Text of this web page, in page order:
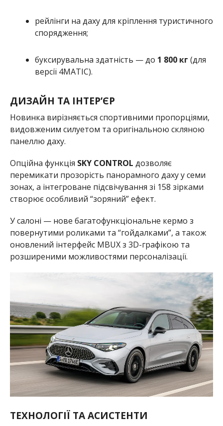
рейлінги на даху для кріплення туристичного
спорядження;
буксирувальна здатність — до 1 800 кг (для
версії 4MATIC).
ДИЗАЙН ТА ІНТЕР’ЄР
Новинка вирізняється спортивними пропорціями,
видовженим силуетом та оригінальною скляною
панеллю даху.
Опційна функція SKY CONTROL дозволяє
перемикати прозорість панорамного даху у семи
зонах, а інтегроване підсвічування зі 158 зірками
створює особливий “зоряний” ефект.
У салоні — нове багатофункціональне кермо з
повернутими роликами та “гойдалками”, а також
оновлений інтерфейс MBUX з 3D-графікою та
розширеними можливостями персоналізації.
ТЕХНОЛОГІЇ ТА АСИСТЕНТИ